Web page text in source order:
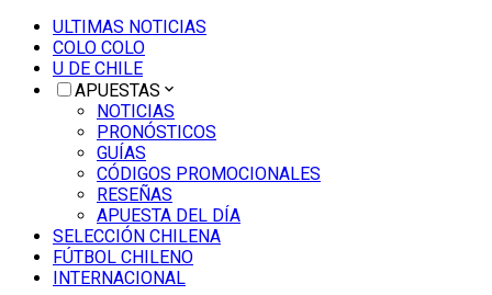
ULTIMAS NOTICIAS
COLO COLO
U DE CHILE
APUESTAS
NOTICIAS
PRONÓSTICOS
GUÍAS
CÓDIGOS PROMOCIONALES
RESEÑAS
APUESTA DEL DÍA
SELECCIÓN CHILENA
FÚTBOL CHILENO
INTERNACIONAL